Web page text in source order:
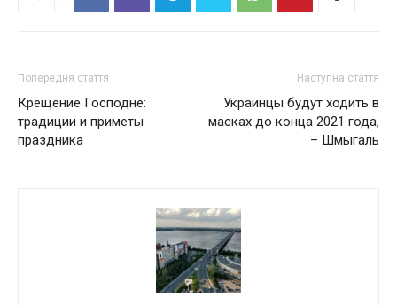
Попередня стаття
Крещение Господне:
традиции и приметы
праздника
Наступна стаття
Украинцы будут ходить в
масках до конца 2021 года,
– Шмыгаль